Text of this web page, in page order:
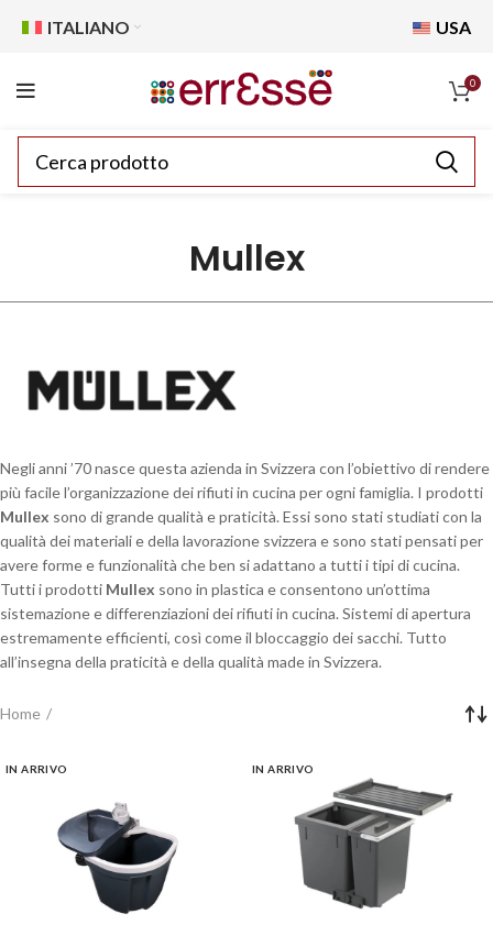
ITALIANO USA
0
Mullex
Negli anni ’70 nasce questa azienda in Svizzera con l’obiettivo di rendere
più facile l’organizzazione dei rifiuti in cucina per ogni famiglia. I prodotti
Mullex sono di grande qualità e praticità. Essi sono stati studiati con la
qualità dei materiali e della lavorazione svizzera e sono stati pensati per
avere forme e funzionalità che ben si adattano a tutti i tipi di cucina.
Tutti i prodotti Mullex sono in plastica e consentono un’ottima
sistemazione e differenziazioni dei rifiuti in cucina. Sistemi di apertura
estremamente efficienti, così come il bloccaggio dei sacchi. Tutto
all’insegna della praticità e della qualità made in Svizzera.
Home
IN ARRIVO IN ARRIVO